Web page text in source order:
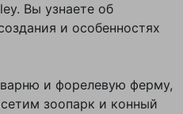
Вы узнаете об
и особенностях
и форелевую ферму,
зоопарк и конный